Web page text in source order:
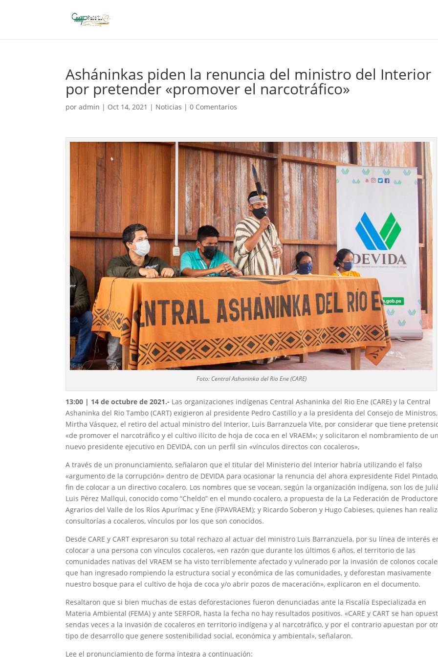
Asháninkas piden la renuncia del ministro del Interior
por pretender «promover el narcotráfico»
poradmin | Oct 14, 2021 | Noticias |0 Comentarios
Foto: Central Ashaninka del Rio Ene (CARE)
13:00 | 14de octubre de 2021.- Las organizaciones indígenas Central Ashaninka del Rio Ene (CARE) y la Central
Ashaninka del Rio Tambo (CART) exigieron al presidente Pedro Castillo y a la presidenta del Consejo de Ministros,
Mirtha Vásquez, el retiro del actual ministro del Interior, Luis Barranzuela Vite, por considerar que tiene
«de promover el narcotráfico y el cultivo ilícito de hoja de coca en el VRAEM»; y solicitaron el nombramiento de un
nuevo presidente ejecutivo en DEVIDA, con un perfil sin «vínculos directos con cocaleros»,
A través de un pronunciamiento, señalaron que el titular del Ministerio del Interior habría utilizando el falso
«argumento de la corrupción» dentro de DEVIDA para ocasionar la renuncia del ahora expresidente Fidel
fin de colocar a un directivo cocalero. Los nombres que se vocean, según la organización indígena, son los de
Luis Pérez Mallqui, conocido como “Cheldo” en el mundo cocalero, a propuesta de la La Federación de
Agrarios del Valle de los Ríos Apurímac y Ene (FPAVRAEM); y Ricardo Soberon y Hugo Cabieses, quienes han
consultorías a cocaleros, vínculos por los que son conocidos.
Desde CARE y CART expresaron su total rechazo al actuar del ministro Luis Barranzuela, por su línea de interés
colocar a una persona con vínculos cocaleros, «en razón que durante los últimos 6 años, el territorio de las
comunidades nativas del VRAEM se ha visto terriblemente afectado y vulnerado por la invasión de colonos
que han ingresado rompiendo la estructura social y económica de las comunidades, y deforestan masivamente
nuestro bosque para el cultivo de hoja de coca y/o abrir pozos de maceración», explicaron en el documento.
Resaltaron que si bien muchas de estas deforestaciones fueron denunciadas ante la Fiscalía Especializada en
Materia Ambiental (FEMA) y ante SERFOR, hasta la fecha no hay resultados positivos. «CARE y CART se han
sendas veces a la invasión de cocaleros en territorio indígena y al narcotráfico, y por el contrario apuestan por
tipo de desarrollo que genere sostenibilidad social, económica y ambiental», señalaron.
Lee el pronunciamiento de forma íntegra a continuación: